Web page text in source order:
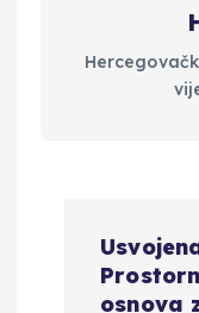
osnova